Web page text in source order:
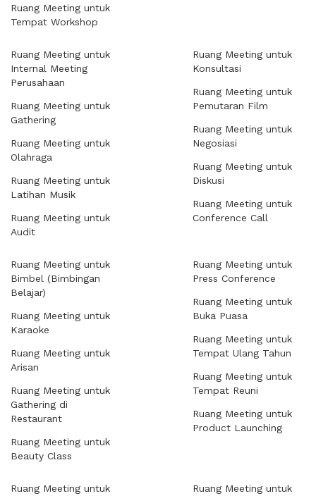
Ruang Meeting untuk
Tempat Workshop
Ruang Meeting untuk
Internal Meeting
Perusahaan
Ruang Meeting untuk
Gathering
Ruang Meeting untuk
Olahraga
Ruang Meeting untuk
Latihan Musik
Ruang Meeting untuk
Audit
Ruang Meeting untuk
Konsultasi
Ruang Meeting untuk
Pemutaran Film
Ruang Meeting untuk
Negosiasi
Ruang Meeting untuk
Diskusi
Ruang Meeting untuk
Conference Call
Ruang Meeting untuk
Bimbel (Bimbingan
Belajar)
Ruang Meeting untuk
Karaoke
Ruang Meeting untuk
Arisan
Ruang Meeting untuk
Gathering di
Restaurant
Ruang Meeting untuk
Beauty Class
Ruang Meeting untuk
Press Conference
Ruang Meeting untuk
Buka Puasa
Ruang Meeting untuk
Tempat Ulang Tahun
Ruang Meeting untuk
Tempat Reuni
Ruang Meeting untuk
Product Launching
Ruang Meeting untuk
Ruang Meeting untuk